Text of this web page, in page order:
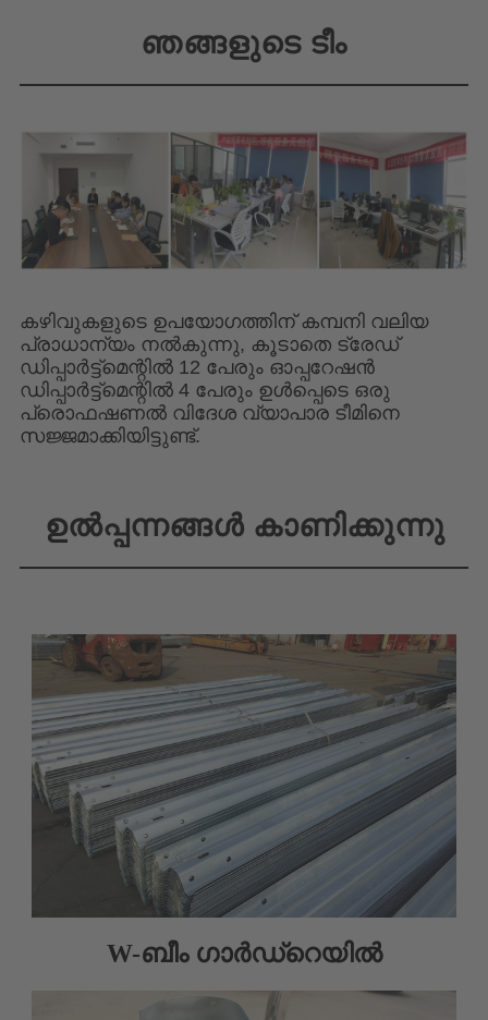
ഞങ്ങളുടെ ടീം
കഴിവുകളുടെ ഉപയോഗത്തിന് കമ്പനി വലിയ
പ്രാധാന്യം നൽകുന്നു, കൂടാതെ ട്രേഡ്
ഡിപ്പാർട്ട്‌മെന്റിൽ 12 പേരും ഓപ്പറേഷൻ
ഡിപ്പാർട്ട്‌മെന്റിൽ 4 പേരും ഉൾപ്പെടെ ഒരു
പ്രൊഫഷണൽ വിദേശ വ്യാപാര ടീമിനെ
സജ്ജമാക്കിയിട്ടുണ്ട്.
ഉൽപ്പന്നങ്ങൾ കാണിക്കുന്നു
W-ബീം ഗാർഡ്‌റെയിൽ